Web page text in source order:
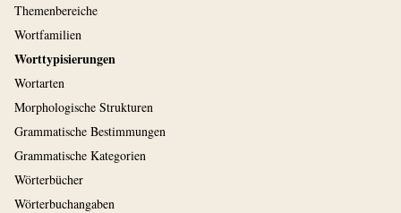
Themenbereiche
Wortfamilien
Worttypisierungen
Wortarten
Morphologische Strukturen
Grammatische Bestimmungen
Grammatische Kategorien
Wörterbücher
Wörterbuchangaben